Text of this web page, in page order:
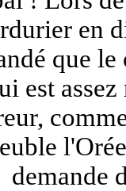
en
que
est
demande